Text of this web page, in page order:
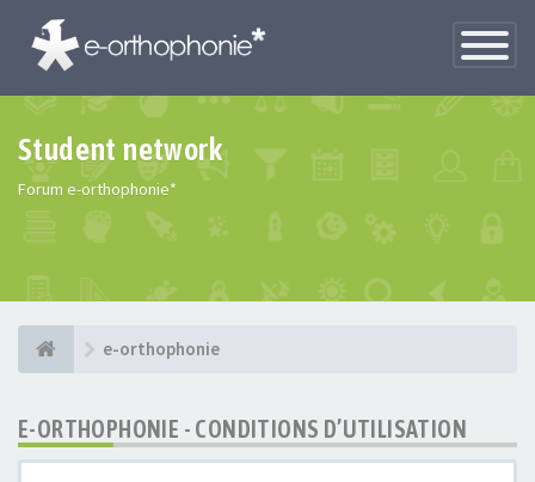
Toggle
Student network
Forum e-orthophonie*
e-orthophonie
E-ORTHOPHONIE - CONDITIONS D’UTILISATION